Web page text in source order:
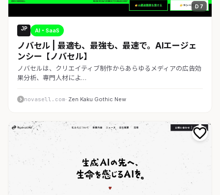
D 7
JP AI・SaaS
ノバセル | 最適も、最強も、最速で。AIエージェ
ンシー【ノバセル】
ノバセルは、クリエイティブ制作からあらゆるメディアの広告効
果分析、専門人材によ…
novasell.com· Zen Kaku Gothic New